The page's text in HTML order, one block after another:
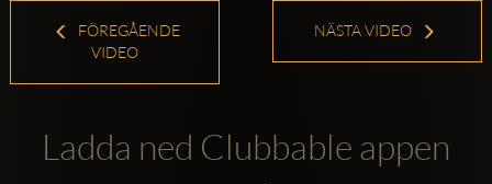
FÖREGÅENDE
VIDEO
NÄSTA VIDEO
Ladda ned Clubbable appen